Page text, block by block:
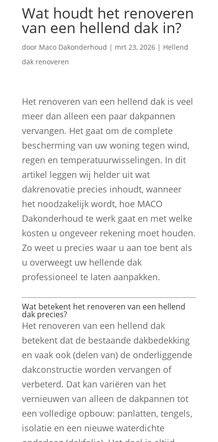
Wat houdt het renoveren
van een hellend dak in?
door Maco Dakonderhoud | mrt 23, 2026| Hellend
dak renoveren
Het renoveren van een hellend dak is veel
meer dan alleen een paar dakpannen
vervangen. Het gaat om de complete
bescherming van uw woning tegen wind,
regen en temperatuurwisselingen. In dit
artikel leggen wij helder uit wat
dakrenovatie precies inhoudt, wanneer
het noodzakelijk wordt, hoe MACO
Dakonderhoud te werk gaat en met welke
kosten u ongeveer rekening moet houden.
Zo weet u precies waar u aan toe bent als
u overweegt uw hellende dak
professioneel te laten aanpakken.
Wat betekent het renoveren van een hellend
dak precies?
Het renoveren van een hellend dak
betekent dat de bestaande dakbedekking
en vaak ook (delen van) de onderliggende
dakconstructie worden vervangen of
verbeterd. Dat kan variëren van het
vernieuwen van alleen de dakpannen tot
een volledige opbouw: panlatten, tengels,
isolatie en een nieuwe waterdichte